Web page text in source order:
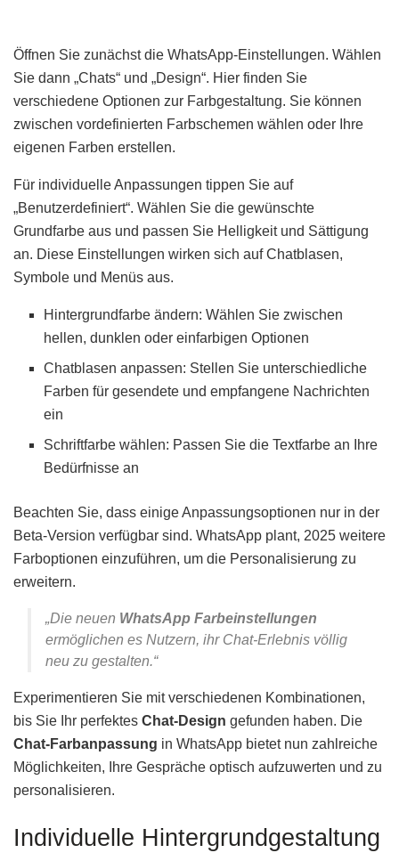
Öffnen Sie zunächst die WhatsApp-Einstellungen. Wählen
Sie dann „Chats“ und „Design“. Hier finden Sie
verschiedene Optionen zur Farbgestaltung. Sie können
zwischen vordefinierten Farbschemen wählen oder Ihre
eigenen Farben erstellen.
Für individuelle Anpassungen tippen Sie auf
„Benutzerdefiniert“. Wählen Sie die gewünschte
Grundfarbe aus und passen Sie Helligkeit und Sättigung
an. Diese Einstellungen wirken sich auf Chatblasen,
Symbole und Menüs aus.
Hintergrundfarbe ändern: Wählen Sie zwischen
hellen, dunklen oder einfarbigen Optionen
Chatblasen anpassen: Stellen Sie unterschiedliche
Farben für gesendete und empfangene Nachrichten
ein
Schriftfarbe wählen: Passen Sie die Textfarbe an Ihre
Bedürfnisse an
Beachten Sie, dass einige Anpassungsoptionen nur in der
Beta-Version verfügbar sind. WhatsApp plant, 2025 weitere
Farboptionen einzuführen, um die Personalisierung zu
erweitern.
„Die neuen WhatsApp Farbeinstellungen
ermöglichen es Nutzern, ihr Chat-Erlebnis völlig
neu zu gestalten.“
Experimentieren Sie mit verschiedenen Kombinationen,
bis Sie Ihr perfektes Chat-Design gefunden haben. Die
Chat-Farbanpassung in WhatsApp bietet nun zahlreiche
Möglichkeiten, Ihre Gespräche optisch aufzuwerten und zu
personalisieren.
Individuelle Hintergrundgestaltung